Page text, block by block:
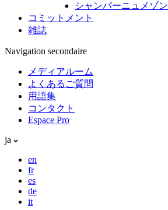
シャンパーニュメゾン
コミットメント
雑誌
Navigation secondaire
メディアルーム
よくあるご質問
用語集
コンタクト
Espace Pro
ja
en
fr
es
de
it